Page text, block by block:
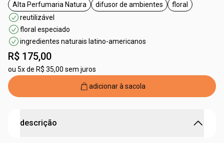
etiqueta Alta Perfumaria Natura
Alta Perfumaria Natura
etiqueta difusor de ambientes
difusor de ambientes
etiqueta floral
floral
reutilizável
floral especiado
ingredientes naturais latino-americanos
R$ 175,00
ou 5x de R$ 35,00 sem juros
adicionar à sacola
descrição